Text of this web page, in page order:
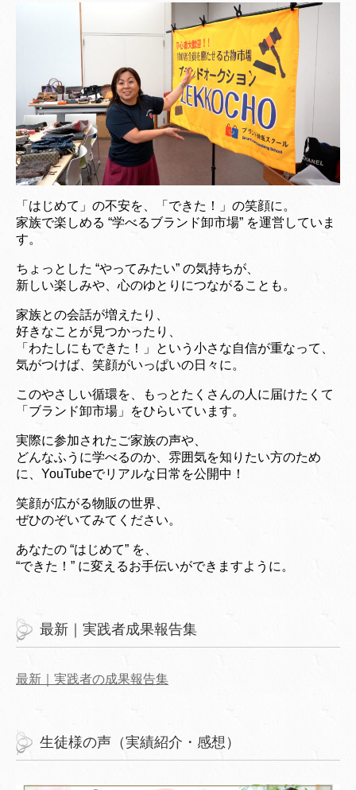
「はじめて」の不安を、「できた！」の笑顔に。
家族で楽しめる “学べるブランド卸市場” を運営していま
す。
ちょっとした “やってみたい” の気持ちが、
新しい楽しみや、心のゆとりにつながることも。
家族との会話が増えたり、
好きなことが見つかったり、
「わたしにもできた！」という小さな自信が重なって、
気がつけば、笑顔がいっぱいの日々に。
このやさしい循環を、もっとたくさんの人に届けたくて
「ブランド卸市場」をひらいています。
実際に参加されたご家族の声や、
どんなふうに学べるのか、雰囲気を知りたい方のため
に、YouTubeでリアルな日常を公開中！
笑顔が広がる物販の世界、
ぜひのぞいてみてください。
あなたの “はじめて” を、
“できた！” に変えるお手伝いができますように。
最新｜実践者成果報告集
最新｜実践者の成果報告集
生徒様の声（実績紹介・感想）